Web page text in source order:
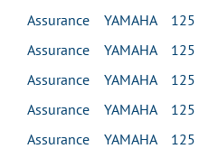
Assurance YAMAHA 125
Assurance YAMAHA 125
Assurance YAMAHA 125
Assurance YAMAHA 125
Assurance YAMAHA 125